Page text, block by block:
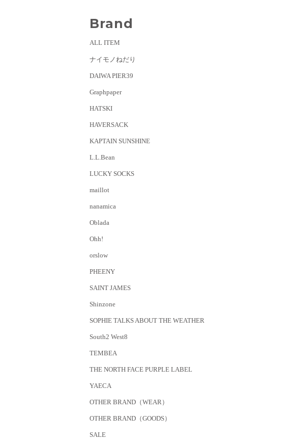
Brand
ALL ITEM
ナイモノねだり
DAIWA PIER39
Graphpaper
HATSKI
HAVERSACK
KAPTAIN SUNSHINE
L.L.Bean
LUCKY SOCKS
maillot
nanamica
Oblada
Ohh!
orslow
PHEENY
SAINT JAMES
Shinzone
SOPHIE TALKS ABOUT THE WEATHER
South2 West8
TEMBEA
THE NORTH FACE PURPLE LABEL
YAECA
OTHER BRAND（WEAR）
OTHER BRAND（GOODS）
SALE